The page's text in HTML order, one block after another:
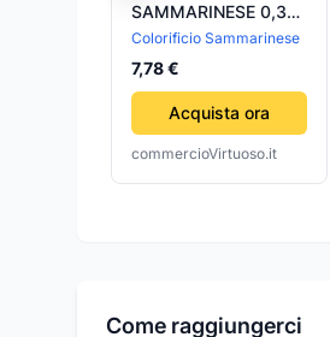
SAMMARINESE 0,375
Lt.
Colorificio Sammarinese
7,78 €
Acquista ora
commercioVirtuoso.it
Come raggiungerci